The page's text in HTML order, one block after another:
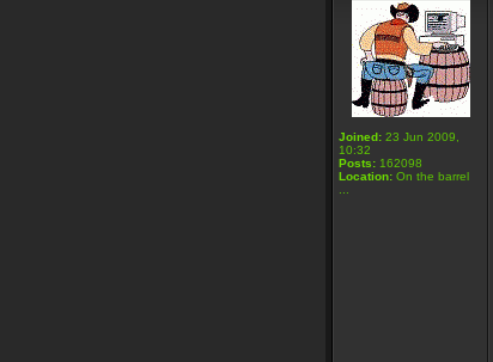
Joined: 23 Jun 2009,
10:32
Posts: 162098
Location: On the barrel